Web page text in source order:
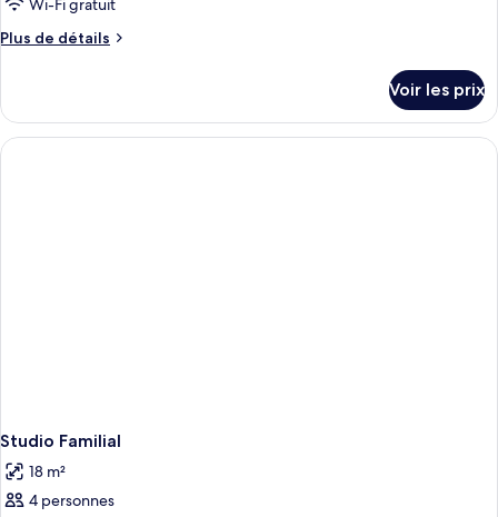
Wi-Fi gratuit
Plus de détails
Plus
le
type
de
Voir les prix
Studio Familial
18 m²
4 personnes